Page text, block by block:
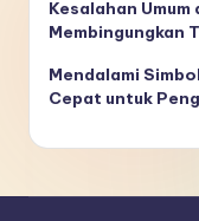
Kesalahan
Membingungkan
Mendalami
Cepat untuk